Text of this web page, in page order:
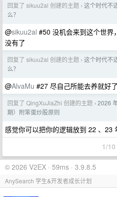
回复了 sikuu2al 创建的主题 › 这个时代不
么？
@sikuu2al #50 没机会来到这个世界
没有了
回复了 sikuu2al 创建的主题 › 这个时代不
么？
@AlvaMu #27 尽自己所能去养就好
回复了 QingXuJiaZhi 创建的主题 › 2026
期）附笨蛋炒股原则
感觉你可以把你的逻辑放到 22 、23
1/10
© 2026 V2EX · 59ms · 3.9.8.5
AnySearch 学生&开发者成长计划